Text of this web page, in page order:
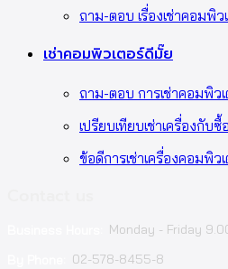
ถาม-ตอบ เรื่องเช่าคอมพิว
เช่าคอมพิวเตอร์ดีมั๊ย
ถาม-ตอบ การเช่าคอมพิว
เปรียบเทียบเช่าเครื่องกับ
ข้อดีการเช่าเครื่องคอมพิว
Monday - Friday
02-578-8455-8